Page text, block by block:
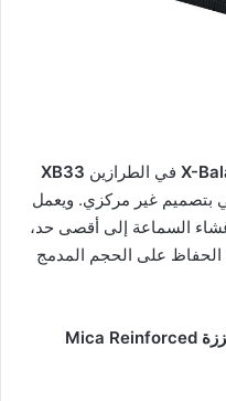
X- في الطرازين XB33
بتصميم غير مركزي. ويعمل
غشاء السماعة إلى أقصى حد،
على الحجم المدمج
Mica Reinforced